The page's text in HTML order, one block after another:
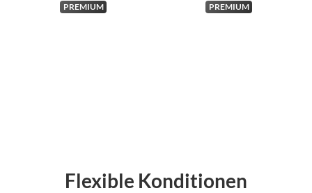
PREMIUM PREMIUM
Flexible Konditionen